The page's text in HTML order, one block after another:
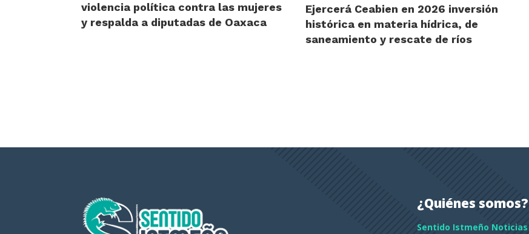
violencia política contra las mujeres
y respalda a diputadas de Oaxaca
Ejercerá Ceabien en 2026 inversión
histórica en materia hídrica, de
saneamiento y rescate de ríos
¿Quiénes somos?
Sentido Istmeño Noticias